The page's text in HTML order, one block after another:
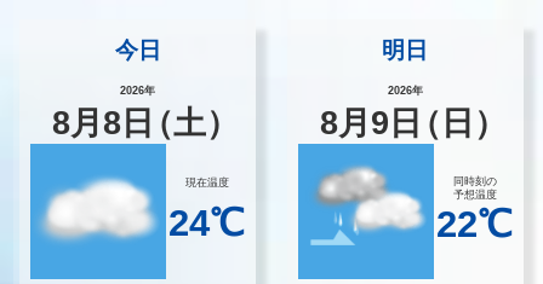
今日
2026年
8月8 日（土）
現在温度
24℃
明日
2026年
8月 9 日（日）
同時刻の
予想温度
22℃